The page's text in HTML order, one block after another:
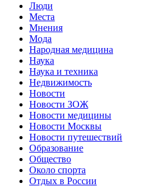
Люди
Места
Мнения
Мода
Народная медицина
Наука
Наука и техника
Недвижимость
Новости
Новости ЗОЖ
Новости медицины
Новости Москвы
Новости путешествий
Образование
Общество
Около спорта
Отдых в России